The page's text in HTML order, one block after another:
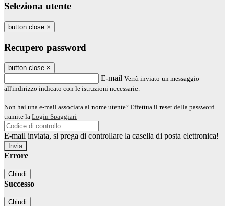
Seleziona utente
button close ×
Recupero password
button close ×
E-mail Verrà inviato un messaggio
all'indirizzo indicato con le istruzioni necessarie.
Non hai una e-mail associata al nome utente? Effettua il reset della password
tramite la Login Spaggiari
E-mail inviata, si prega di controllare la casella di posta elettronica!
Errore
Chiudi
Successo
Chiudi